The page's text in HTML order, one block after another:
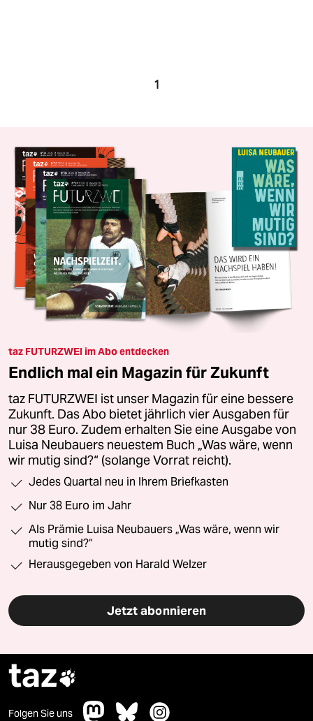
1
taz FUTURZWEI im Abo entdecken
Endlich mal ein Magazin für Zukunft
taz FUTURZWEI ist unser Magazin für eine bessere
Zukunft. Das Abo bietet jährlich vier Ausgaben für
nur 38 Euro. Zudem erhalten Sie eine Ausgabe von
Luisa Neubauers neuestem Buch „Was wäre, wenn
wir mutig sind?“ (solange Vorrat reicht).
Jedes Quartal neu in Ihrem Briefkasten
Nur 38 Euro im Jahr
Als Prämie Luisa Neubauers „Was wäre, wenn wir
mutig sind?“
Herausgegeben von Harald Welzer
Jetzt abonnieren
taz
Folgen Sie uns